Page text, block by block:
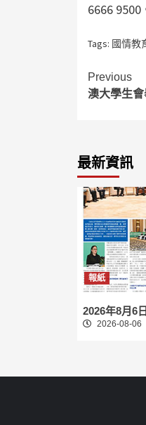
6666 9500
Tags: 國情教
Previous
澳大學生
最新資訊
報紙
2026年8月6
2026-08-06